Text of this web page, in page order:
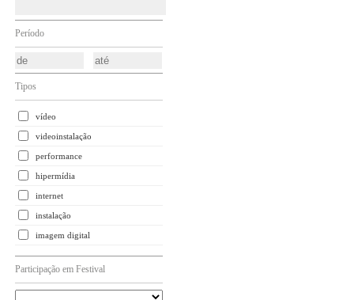
Período
Tipos
vídeo
videoinstalação
performance
hipermídia
internet
instalação
imagem digital
Participação em Festival